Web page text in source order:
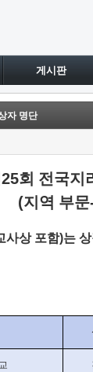
게시판
자 명단
25회 전국지
(지역 부문
상 포함)는 상